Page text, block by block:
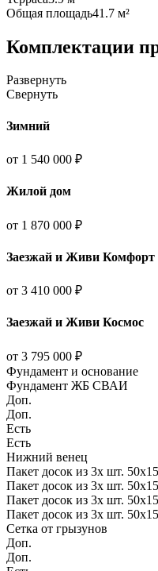
Общая площадь41.7 м²
Комплектации
Развернуть
Свернуть
Зимний
от 1 540 000 ₽
Жилой дом
от 1 870 000 ₽
Заезжай и Живи Комфорт
от 3 410 000 ₽
Заезжай и Живи Космос
от 3 795 000 ₽
Фундамент и основание
Фундамент ЖБ СВАИ
Доп.
Доп.
Есть
Есть
Нижний венец
Пакет досок из 3х шт.
Пакет досок из 3х шт.
Пакет досок из 3х шт.
Пакет досок из 3х шт.
Сетка от грызунов
Доп.
Доп.